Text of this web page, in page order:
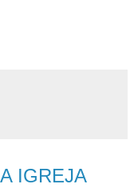
IGREJA